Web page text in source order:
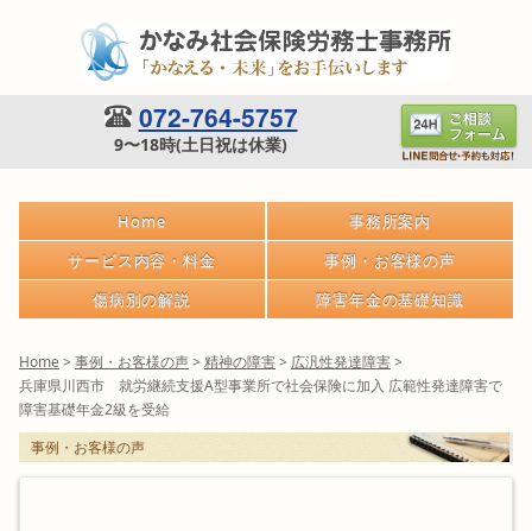
072-764-5757
9〜18時(土日祝は休業)
Home
事務所案内
サービス内容・料金
事例・お客様の声
傷病別の解説
障害年金の基礎知識
Home > 事例・お客様の声> 精神の障害> 広汎性発達障害>
兵庫県川西市 就労継続支援A型事業所で社会保険に加入 広範性発達障害で
障害基礎年金2級を受給
事例・お客様の声